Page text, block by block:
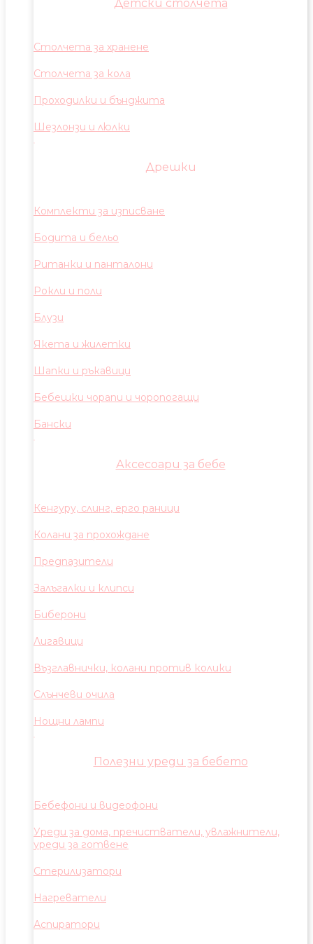
Детски столчета
Столчета за хранене
Столчета за кола
Проходилки и бънджита
Шезлонзи и люлки
Дрешки
Комплекти за изписване
Бодита и бельо
Ританки и панталони
Рокли и поли
Блузи
Якета и жилетки
Шапки и ръкавици
Бебешки чорапи и чоропогащи
Бански
Аксесоари за бебе
Кенгуру, слинг, ерго раници
Колани за прохождане
Предпазители
Залъгалки и клипси
Биберони
Лигавици
Възглавнички, колани против колики
Слънчеви очила
Нощни лампи
Полезни уреди за бебето
Бебефони и видеофони
Уреди за дома, пречистватели, увлажнители,
уреди за готвене
Стерилизатори
Нагреватели
Аспиратори